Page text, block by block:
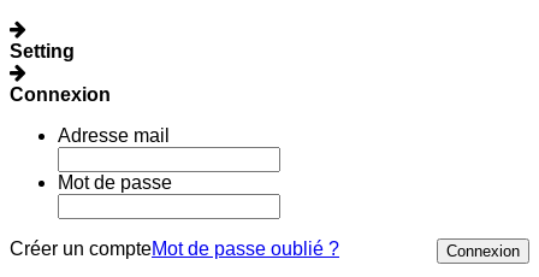
Setting
Connexion
Adresse mail
Mot de passe
Créer un compte Connexion
Mot de passe oublié ?